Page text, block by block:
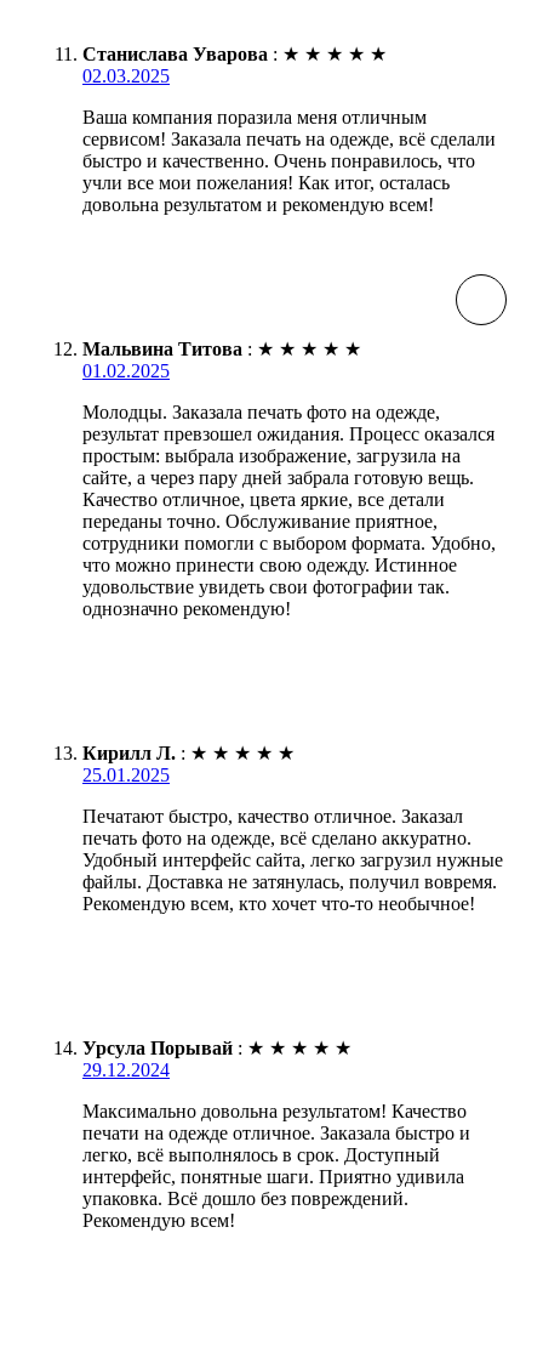
Станислава Уварова : ★ ★ ★ ★ ★
02.03.2025
Ваша компания поразила меня отличным
сервисом! Заказала печать на одежде, всё сделали
быстро и качественно. Очень понравилось, что
учли все мои пожелания! Как итог, осталась
довольна результатом и рекомендую всем!
Мальвина Титова : ★ ★ ★ ★ ★
01.02.2025
Молодцы. Заказала печать фото на одежде,
результат превзошел ожидания. Процесс оказался
простым: выбрала изображение, загрузила на
сайте, а через пару дней забрала готовую вещь.
Качество отличное, цвета яркие, все детали
переданы точно. Обслуживание приятное,
сотрудники помогли с выбором формата. Удобно,
что можно принести свою одежду. Истинное
удовольствие увидеть свои фотографии так.
однозначно рекомендую!
Кирилл Л. : ★ ★ ★ ★ ★
25.01.2025
Печатают быстро, качество отличное. Заказал
печать фото на одежде, всё сделано аккуратно.
Удобный интерфейс сайта, легко загрузил нужные
файлы. Доставка не затянулась, получил вовремя.
Рекомендую всем, кто хочет что-то необычное!
Урсула Порывай : ★ ★ ★ ★ ★
29.12.2024
Максимально довольна результатом! Качество
печати на одежде отличное. Заказала быстро и
легко, всё выполнялось в срок. Доступный
интерфейс, понятные шаги. Приятно удивила
упаковка. Всё дошло без повреждений.
Рекомендую всем!